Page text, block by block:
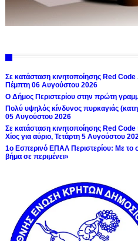
Σε κατάσταση κινητοποίησης Red Code
Πέμπτη 06 Αυγούστου 2026
Ο Δήμος Περιστερίου στην πρώτη
Πολύ υψηλός κίνδυνος πυρκαγιάς
05 Αυγούστου 2026
Σε κατάσταση κινητοποίησης Red Code
Χίος για αύριο, Τετάρτη 5 Αυγούστου
1ο Εσπερινό ΕΠΑΛ Περιστερίου: Με το
βήμα σε περιμένει»